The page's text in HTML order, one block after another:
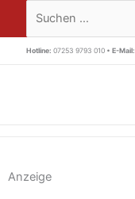
springen
Suchen …
Hotline: 07253 9793 010 • E-Mail:
Anzeige